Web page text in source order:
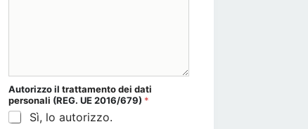
La UE *
Autorizzo iltrattamento dei dati
personali (REG. UE 2016/679) *
Sì, lo autorizzo.